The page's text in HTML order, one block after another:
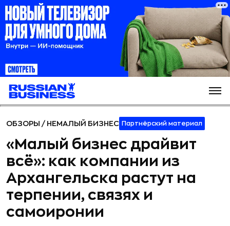
ОБЗОРЫ / НЕМАЛЫЙ БИЗНЕС Партнёрский материал
«Малый бизнес драйвит
всё»: как компании из
Архангельска растут на
терпении, связях и
самоиронии